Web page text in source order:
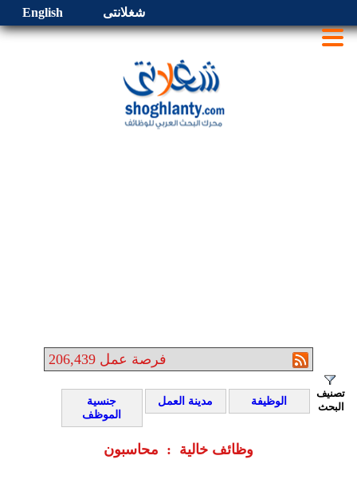
شغلانتى English
206,439 فرصة عمل
تصنيف
البحث
الوظيفة مدينة العمل
جنسية
الموظف
وظائف خالية : محاسبون